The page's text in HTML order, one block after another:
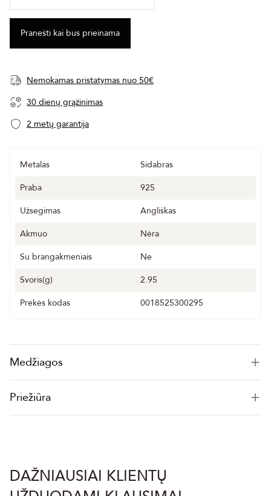
Nemokamas pristatymas nuo 50€
30 dienų grąžinimas
2 metų garantija
Metalas
Sidabras
Praba
925
Užsegimas
Angliškas
Akmuo
Nėra
Su brangakmeniais
Ne
Svoris(g)
2.95
Prekės kodas
0018525300295
Medžiagos
Priežiūra
DAŽNIAUSIAI KLIENTŲ